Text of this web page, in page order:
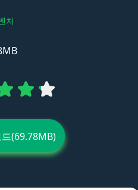
처
(69.78MB)